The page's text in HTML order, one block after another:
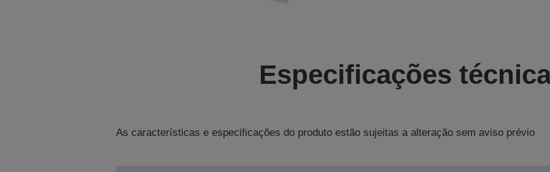
Especificações
As características e especificações do produto estão sujeitas a alteração sem aviso prévio